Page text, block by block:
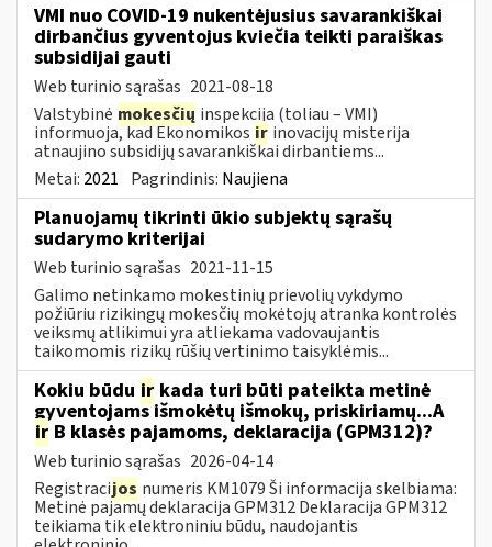
VMI nuo COVID-19 nukentėjusius savarankiškai
dirbančius gyventojus kviečia teikti paraiškas
subsidijai gauti
Web turinio sąrašas 2021-08-18
Valstybinė mokesčių inspekcija (toliau – VMI)
informuoja, kad Ekonomikos ir inovacijų misterija
atnaujino subsidijų savarankiškai dirbantiems...
Metai: 2021 Pagrindinis: Naujiena
Planuojamų tikrinti ūkio subjektų sąrašų
sudarymo kriterijai
Web turinio sąrašas 2021-11-15
Galimo netinkamo mokestinių prievolių vykdymo
požiūriu rizikingų mokesčių mokėtojų atranka kontrolės
veiksmų atlikimui yra atliekama vadovaujantis
taikomomis rizikų rūšių vertinimo taisyklėmis...
Kokiu būdu ir kada turi būti pateikta metinė
gyventojams išmokėtų išmokų, priskiriamų...A
ir B klasės pajamoms, deklaracija (GPM312)?
Web turinio sąrašas 2026-04-14
Registracijos numeris KM1079 Ši informacija skelbiama:
Metinė pajamų deklaracija GPM312 Deklaracija GPM312
teikiama tik elektroniniu būdu, naudojantis